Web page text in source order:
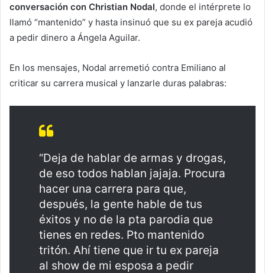
conversación con Christian Nodal, donde el intérprete lo
llamó “mantenido” y hasta insinuó que su ex pareja acudió
a pedir dinero a Ángela Aguilar.
En los mensajes, Nodal arremetió contra Emiliano al
criticar su carrera musical y lanzarle duras palabras:
“Deja de hablar de armas y drogas,
de eso todos hablan jajaja. Procura
hacer una carrera para que,
después, la gente hable de tus
éxitos y no de la pta parodia que
tienes en redes. Pto mantenido
tritón. Ahí tiene que ir tu ex pareja
al show de mi esposa a pedir